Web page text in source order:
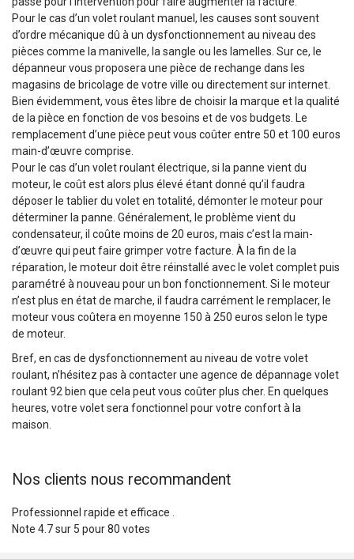
Pour le cas d’un volet roulant manuel, les causes sont souvent
d’ordre mécanique dû à un dysfonctionnement au niveau des
pièces comme la manivelle, la sangle ou les lamelles. Sur ce, le
dépanneur vous proposera une pièce de rechange dans les
magasins de bricolage de votre ville ou directement sur internet.
Bien évidemment, vous êtes libre de choisir la marque et la qualité
de la pièce en fonction de vos besoins et de vos budgets. Le
remplacement d’une pièce peut vous coûter entre 50 et 100 euros
main-d’œuvre comprise.
Pour le cas d’un volet roulant électrique, si la panne vient du
moteur, le coût est alors plus élevé étant donné qu’il faudra
déposer le tablier du volet en totalité, démonter le moteur pour
déterminer la panne. Généralement, le problème vient du
condensateur, il coûte moins de 20 euros, mais c’est la main-
d’œuvre qui peut faire grimper votre facture. À la fin de la
réparation, le moteur doit être réinstallé avec le volet complet puis
paramétré à nouveau pour un bon fonctionnement. Si le moteur
n’est plus en état de marche, il faudra carrément le remplacer, le
moteur vous coûtera en moyenne 150 à 250 euros selon le type
de moteur.
Bref, en cas de dysfonctionnement au niveau de votre volet
roulant, n’hésitez pas à contacter une agence de dépannage volet
roulant 92 bien que cela peut vous coûter plus cher. En quelques
heures, votre volet sera fonctionnel pour votre confort à la
maison.
Nos clients nous recommandent
Professionnel rapide et efficace .
Note 4.7sur 5 pour80 votes